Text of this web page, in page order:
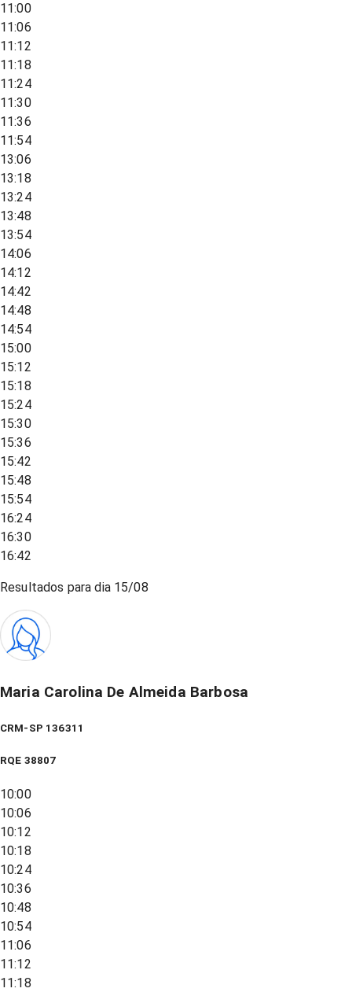
11:00
11:06
11:12
11:18
11:24
11:30
11:36
11:54
13:06
13:18
13:24
13:48
13:54
14:06
14:12
14:42
14:48
14:54
15:00
15:12
15:18
15:24
15:30
15:36
15:42
15:48
15:54
16:24
16:30
16:42
Resultados para dia 15/08
Maria Carolina De Almeida Barbosa
CRM-SP 136311
RQE 38807
10:00
10:06
10:12
10:18
10:24
10:36
10:48
10:54
11:06
11:12
11:18